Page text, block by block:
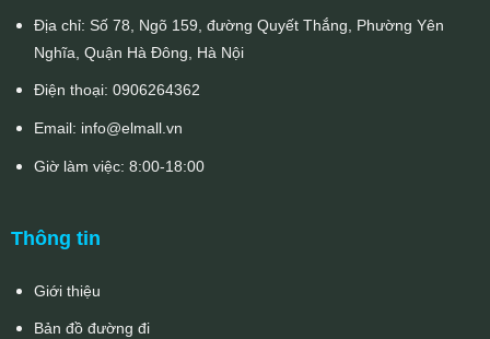
Địa chỉ: Số 78, Ngõ 159, đường Quyết Thắng, Phường Yên
Nghĩa, Quận Hà Đông, Hà Nội
Điện thoại: 0906264362
Email: info@elmall.vn
Giờ làm việc: 8:00-18:00
Thông tin
Giới thiệu
Bản đồ đường đi